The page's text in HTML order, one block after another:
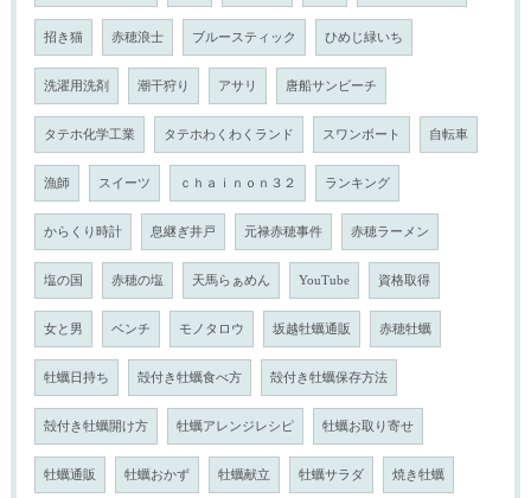
招き猫 赤穂浪士 ブルースティック ひめじ緑いち
洗濯用洗剤 潮干狩り アサリ 唐船サンビーチ
タテホ化学工業 タテホわくわくランド スワンボート 自転車
漁師 スイーツ ｃｈａｉｎｏｎ３２ ランキング
からくり時計 息継ぎ井戸 元禄赤穂事件 赤穂ラーメン
塩の国 赤穂の塩 天馬らぁめん YouTube 資格取得
女と男 ベンチ モノタロウ 坂越牡蠣通販 赤穂牡蠣
牡蠣日持ち 殻付き牡蠣食べ方 殻付き牡蠣保存方法
殻付き牡蠣開け方 牡蠣アレンジレシピ 牡蠣お取り寄せ
牡蠣通販 牡蠣おかず 牡蠣献立 牡蠣サラダ 焼き牡蠣